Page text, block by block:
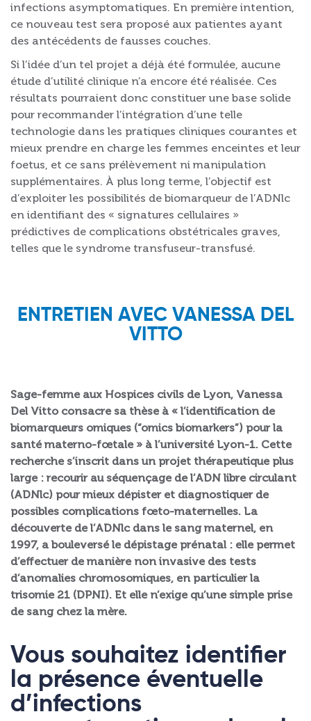
infections asymptomatiques. En première intention,
ce nouveau test sera proposé aux patientes ayant
des antécédents de fausses couches.
Si l’idée d’un tel projet a déjà été formulée, aucune
étude d’utilité clinique n’a encore été réalisée. Ces
résultats pourraient donc constituer une base solide
pour recommander l’intégration d’une telle
technologie dans les pratiques cliniques courantes et
mieux prendre en charge les femmes enceintes et leur
foetus, et ce sans prélèvement ni manipulation
supplémentaires. À plus long terme, l’objectif est
d’exploiter les possibilités de biomarqueur de l’ADNlc
en identifiant des « signatures cellulaires »
prédictives de complications obstétricales graves,
telles que le syndrome transfuseur-transfusé.
ENTRETIEN AVEC VANESSA DEL
VITTO
Sage-femme aux Hospices civils de Lyon, Vanessa
Del Vitto consacre sa thèse à « l’identification de
biomarqueurs omiques (“omics biomarkers”) pour la
santé materno-fœtale » à l’université Lyon-1. Cette
recherche s’inscrit dans un projet thérapeutique plus
large : recourir au séquençage de l’ADN libre circulant
(ADNlc) pour mieux dépister et diagnostiquer de
possibles complications fœto-maternelles. La
découverte de l’ADNlc dans le sang maternel, en
1997, a bouleversé le dépistage prénatal : elle permet
d’effectuer de manière non invasive des tests
d’anomalies chromosomiques, en particulier la
trisomie 21 (DPNI). Et elle n’exige qu’une simple prise
de sang chez la mère.
Vous souhaitez identifier
la présence éventuelle
d’infections